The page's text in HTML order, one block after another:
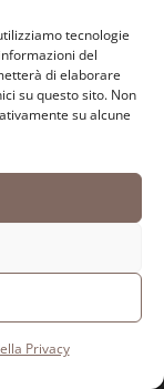
tecnologie
del
di elaborare
su questo sito. Non
su alcune
Privacy